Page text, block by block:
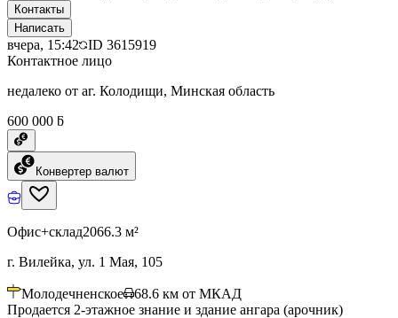
Контакты
Написать
вчера, 15:42 ID 3615919
Контактное лицо
недалеко от аг. Колодищи, Минская область
600 000 ƃ
Конвертер валют
Офис+склад2066.3 м²
г. Вилейка, ул. 1 Мая, 105
Молодечненское 68.6 км от МКАД
Продается 2-этажное знание и здание ангара (арочник)